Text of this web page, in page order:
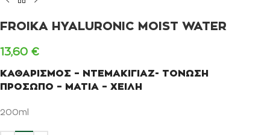
FROIKA HYALURONIC MOIST WATER
13,60 €
ΚΑΘΑΡΙΣΜΟΣ – ΝΤΕΜΑΚΙΓΙΑΖ- ΤΟΝΩΣΗ
ΠΡΟΣΩΠΟ – ΜΑΤΙΑ – ΧΕΙΛΗ
200ml